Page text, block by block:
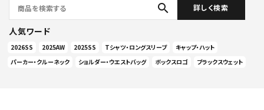
search 詳しく検索
人気ワード
2026SS 2025AW 2025SS Tシャツ・ロングスリーブ
キャップ・ハット
パーカー・クルーネック
ショルダー・ウエストバッグ ボックスロゴ ブラックスウェット